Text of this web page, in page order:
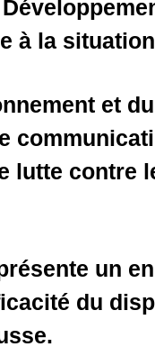
à la
et
lutte contre
un
du